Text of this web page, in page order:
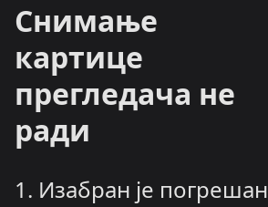
Снимање
картице
прегледача не
ради
1. Изабран је погрешан